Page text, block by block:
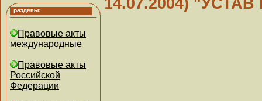
Правовые акты
международные
Правовые акты
Российской
Федерации
14.07.2004)